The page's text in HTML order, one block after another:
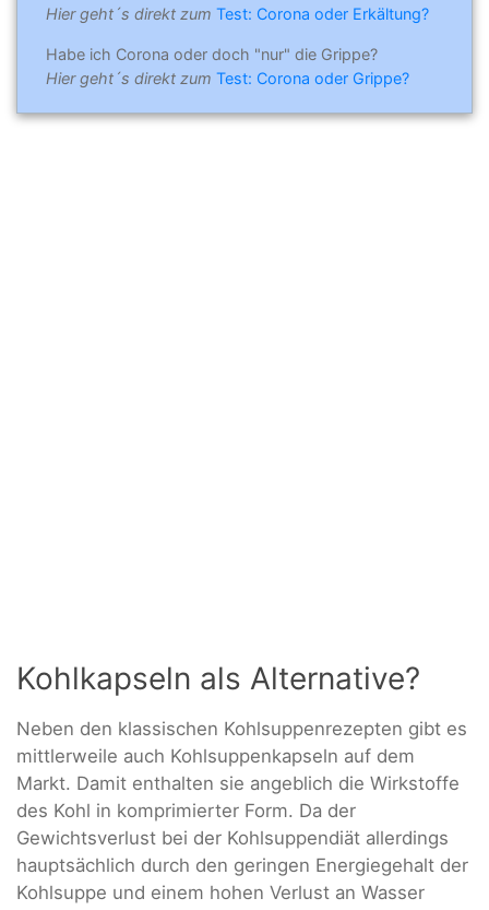
Hier geht´s direkt zum Test: Corona oder Erkältung?
Habe ich Corona oder doch "nur" die Grippe?
Hier geht´s direkt zum Test: Corona oder Grippe?
Kohlkapseln als Alternative?
Neben den klassischen Kohlsuppenrezepten gibt es
mittlerweile auch Kohlsuppenkapseln auf dem
Markt. Damit enthalten sie angeblich die Wirkstoffe
des Kohl in komprimierter Form. Da der
Gewichtsverlust bei der Kohlsuppendiät allerdings
hauptsächlich durch den geringen Energiegehalt der
Kohlsuppe und einem hohen Verlust an Wasser